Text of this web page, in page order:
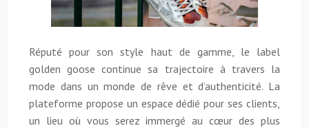
Réputé pour son style haut de gamme, le label
golden goose continue sa trajectoire à travers la
mode dans un monde de rêve et d’authenticité. La
plateforme propose un espace dédié pour ses clients,
un lieu où vous serez immergé au cœur des plus